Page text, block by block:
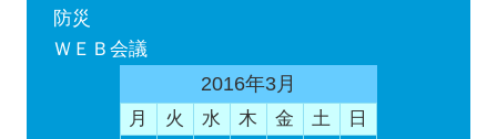
防災
ＷＥＢ会議
2016年3月
月 火 水 木 金 土 日